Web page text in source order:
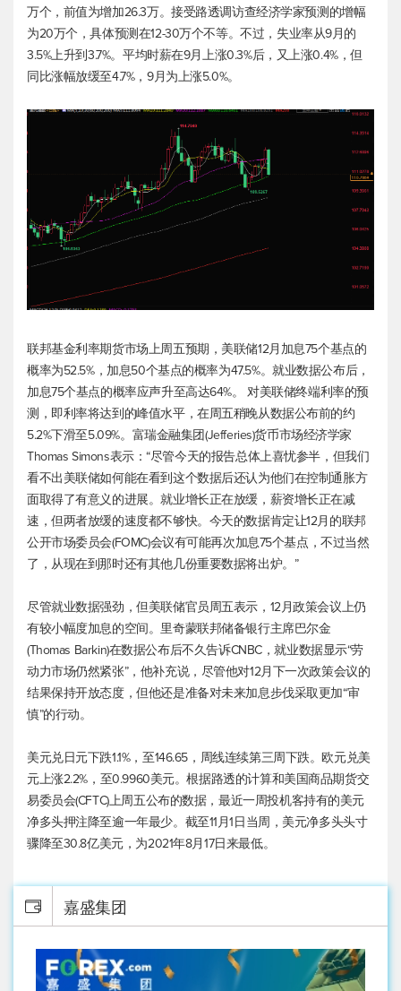
万个，前值为增加26.3万。接受路透调访查经济学家预测的增幅
为20万个，具体预测在12-30万个不等。不过，失业率从9月的
3.5%上升到3.7%。平均时薪在9月上涨0.3%后，又上涨0.4%，但
同比涨幅放缓至4.7%，9月为上涨5.0%。
联邦基金利率期货市场上周五预期，美联储12月加息75个基点的
概率为52.5%，加息50个基点的概率为47.5%。就业数据公布后，
加息75个基点的概率应声升至高达64%。 对美联储终端利率的预
测，即利率将达到的峰值水平，在周五稍晚从数据公布前的约
5.2%下滑至5.09%。富瑞金融集团(Jefferies)货币市场经济学家
Thomas Simons表示：“尽管今天的报告总体上喜忧参半，但我们
看不出美联储如何能在看到这个数据后还认为他们在控制通胀方
面取得了有意义的进展。就业增长正在放缓，薪资增长正在减
速，但两者放缓的速度都不够快。今天的数据肯定让12月的联邦
公开市场委员会(FOMC)会议有可能再次加息75个基点，不过当然
了，从现在到那时还有其他几份重要数据将出炉。”
尽管就业数据强劲，但美联储官员周五表示，12月政策会议上仍
有较小幅度加息的空间。里奇蒙联邦储备银行主席巴尔金
(Thomas Barkin)在数据公布后不久告诉CNBC，就业数据显示“劳
动力市场仍然紧张”，他补充说，尽管他对12月下一次政策会议的
结果保持开放态度，但他还是准备对未来加息步伐采取更加“审
慎”的行动。
美元兑日元下跌1.1%，至146.65，周线连续第三周下跌。欧元兑美
元上涨2.2%，至0.9960美元。根据路透的计算和美国商品期货交
易委员会(CFTC)上周五公布的数据，最近一周投机客持有的美元
净多头押注降至逾一年最少。截至11月1日当周，美元净多头头寸
骤降至30.8亿美元，为2021年8月17日来最低。
嘉盛集团